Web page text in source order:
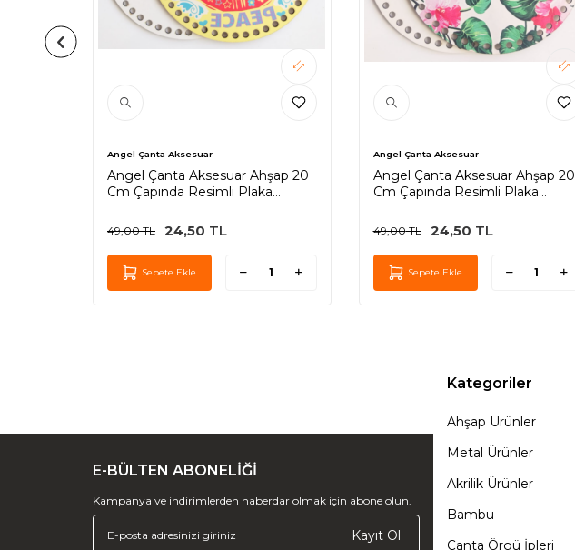
Angel Çanta Aksesuar
Angel Çanta Aksesuar Ahşap 20
Cm Çapında Resimli Plaka
49,00TL 24,50 TL
Sepete Ekle
Angel Çanta Aksesuar
Angel Çanta Aksesuar Ahşap 20
Cm Çapında Resimli Plaka
49,00TL 24,50 TL
Sepete Ekle
E-BÜLTEN ABONELİĞİ
Kampanya ve indirimlerden haberdar olmak için abone olun.
Kayıt Ol
Kategoriler
Ahşap Ürünler
Metal Ürünler
Akrilik Ürünler
Bambu
Çanta Örgü İpleri